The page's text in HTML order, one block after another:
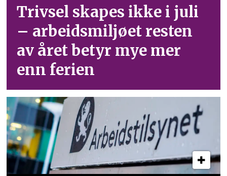
Trivsel skapes ikke i juli
– arbeid­smiljøet resten
av året betyr mye mer
enn ferien